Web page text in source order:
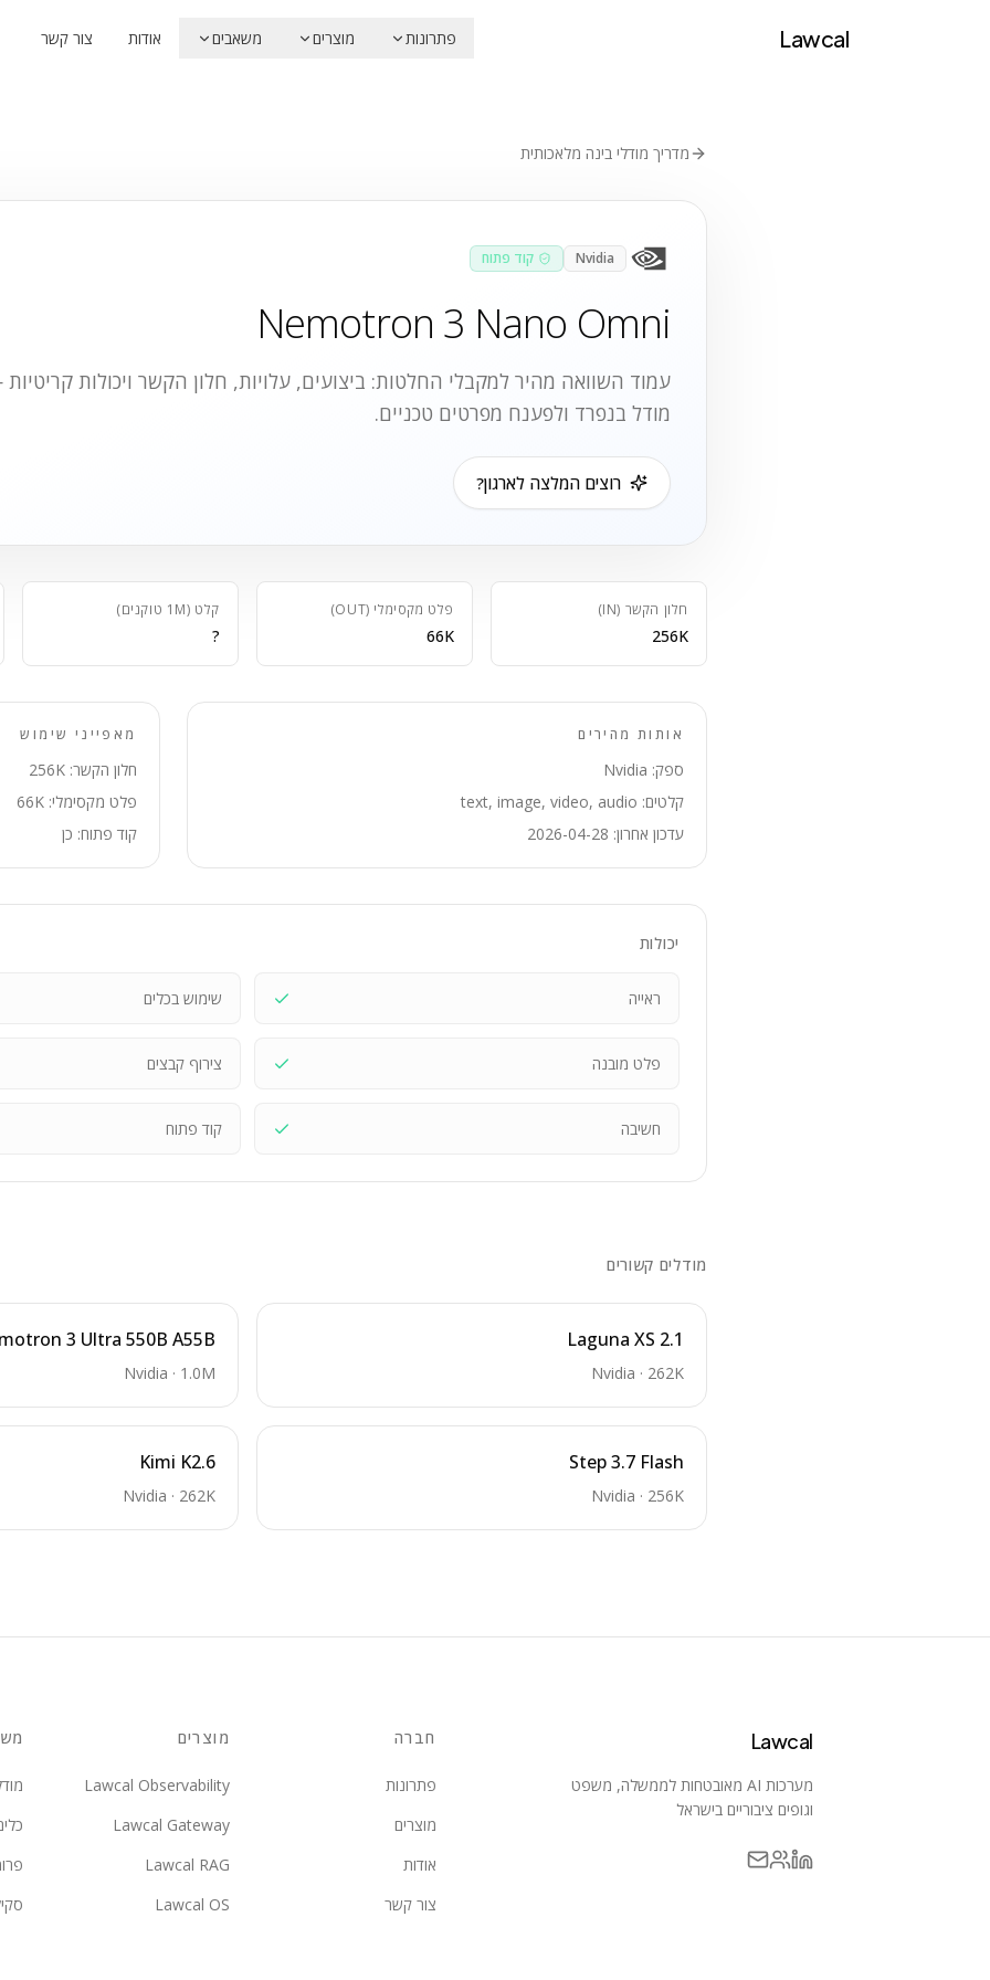
Lawcal פתרונות מוצרים משאבים אודות צור קשר
מדריך מודלי בינה מלאכותית
Nvidia קוד פתוח
Nemotron 3 Nano Omni
עמוד השוואה מהיר למקבלי החלטות: ביצועים, עלויות, חלון הקשר ויכולות
מודל בנפרד ולפענח מפרטים טכניים.
רוצים המלצה לארגון?
חלון הקשר (IN)
256K
פלט מקסימלי (OUT)
66K
קלט (1M טוקנים)
?
אותות מהירים
ספק: Nvidia
קלטים: text, image, video, audio
עדכון אחרון: 2026-04-28
מאפייני שימוש
חלון הקשר: 256K
פלט מקסימלי: 66K
קוד פתוח: כן
יכולות
ראייה שימוש בכלים
פלט מובנה צירוף קבצים
חשיבה קוד פתוח
מודלים קשורים
Laguna XS 2.1
Nvidia · 262K
3 Ultra 550B A55B
Nvidia · 1.0M
Step 3.7 Flash
Nvidia · 256K
Kimi K2.6
Nvidia · 262K
Lawcal
מערכות AI מאובטחות לממשלה, משפט
וגופים ציבוריים בישראל
חברה
פתרונות
מוצרים
אודות
צור קשר
מוצרים
Lawcal Observability
Lawcal Gateway
Lawcal RAG
Lawcal OS